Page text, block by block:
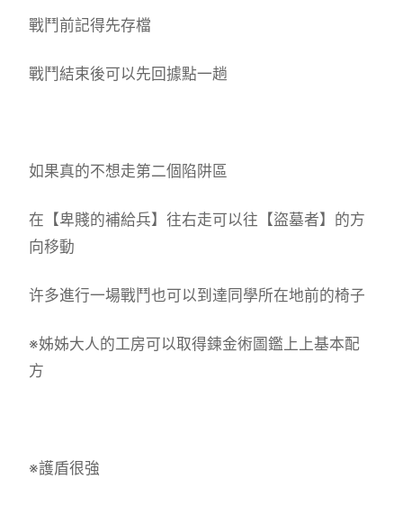
戰鬥前記得先存檔
戰鬥結束後可以先回據點一趟
如果真的不想走第二個陷阱區
在【卑賤的補給兵】往右走可以往【盜墓者】的方
向移動
许多進行一場戰鬥也可以到達同學所在地前的椅子
※姊姊大人的工房可以取得鍊金術圖鑑上上基本配
方
※護盾很強